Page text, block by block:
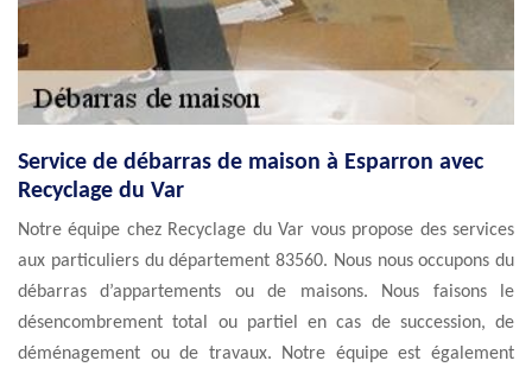
Service de débarras de maison à Esparron avec
Recyclage du Var
Notre équipe chez Recyclage du Var vous propose des services
aux particuliers du département 83560. Nous nous occupons du
débarras d’appartements ou de maisons. Nous faisons le
désencombrement total ou partiel en cas de succession, de
déménagement ou de travaux. Notre équipe est également